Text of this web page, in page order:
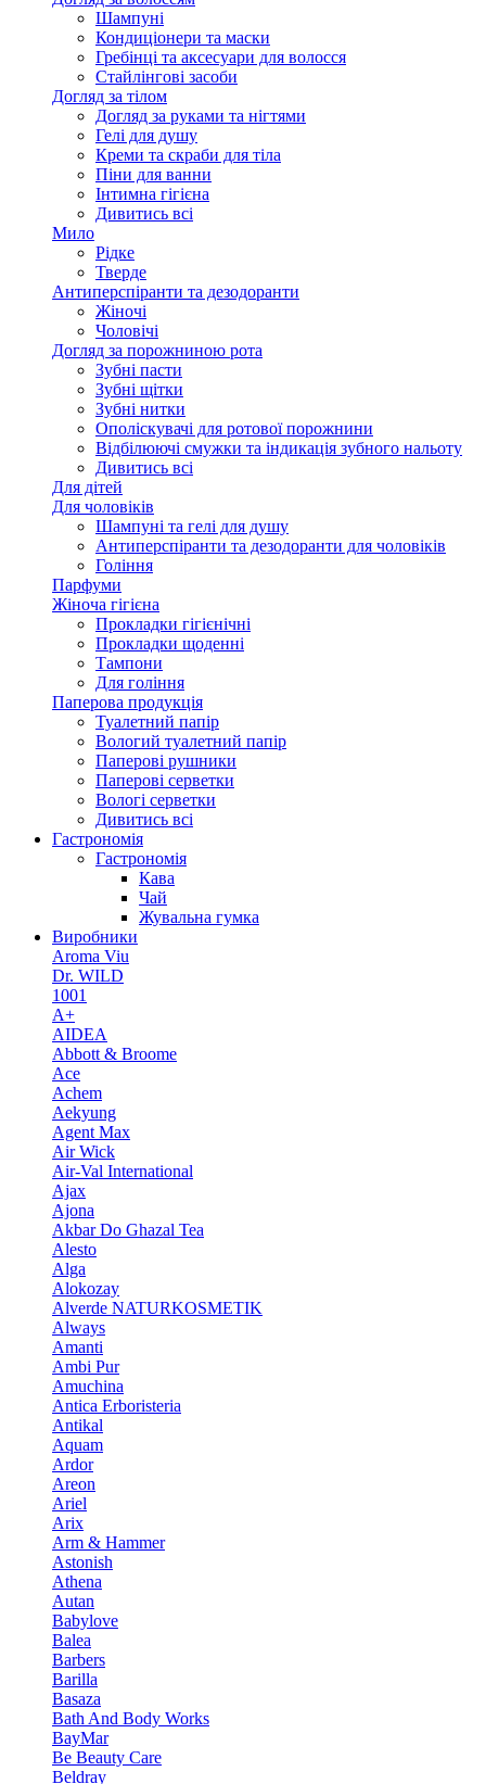
Шампуні
Кондиціонери та маски
Гребінці та аксесуари для волосся
Стайлінгові засоби
Догляд за тілом
Догляд за руками та нігтями
Гелі для душу
Креми та скраби для тіла
Піни для ванни
Інтимна гігієна
Дивитись всі
Мило
Рідке
Тверде
Антиперспіранти та дезодоранти
Жіночі
Чоловічі
Догляд за порожниною рота
Зубні пасти
Зубні щітки
Зубні нитки
Ополіскувачі для ротової порожнини
Відбілюючі смужки та індикація зубного нальоту
Дивитись всі
Для дітей
Для чоловіків
Шампуні та гелі для душу
Антиперспіранти та дезодоранти для чоловіків
Гоління
Парфуми
Жіноча гігієна
Прокладки гігієнічні
Прокладки щоденні
Тампони
Для гоління
Паперова продукція
Туалетний папір
Вологий туалетний папір
Паперові рушники
Паперові серветки
Вологі серветки
Дивитись всі
Гастрономія
Гастрономія
Кава
Чай
Жувальна гумка
Виробники
Aroma Viu
Dr. WILD
1001
A+
AIDEA
Abbott & Broome
Ace
Achem
Aekyung
Agent Max
Air Wick
Air-Val International
Ajax
Ajona
Akbar Do Ghazal Tea
Alesto
Alga
Alokozay
Alverde NATURKOSMETIK
Always
Amanti
Ambi Pur
Amuchina
Antica Erboristeria
Antikal
Aquam
Ardor
Areon
Ariel
Arix
Arm & Hammer
Astonish
Athena
Autan
Babylove
Balea
Barbers
Barilla
Basaza
Bath And Body Works
BayMar
Be Beauty Care
Beldray